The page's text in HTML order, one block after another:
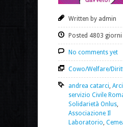
Written by admin
Posted 4803
No comments yet
Cowo/Welfare/
andrea catarci, Arci
servizio Civile
Solidarietà Onlus,
Associazione Il
Laboratorio,